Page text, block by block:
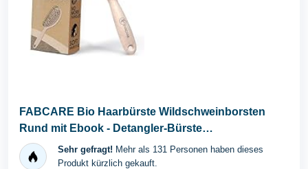
FABCARE Bio Haarbürste Wildschweinborsten
Rund mit Ebook - Detangler-Bürste
Doppelspiralfeder ohne...
Sehr gefragt! Mehr als 131 Personen haben dieses
Produkt kürzlich gekauft.